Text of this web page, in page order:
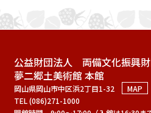
公益財団法人 両備文化振興
夢二郷土美術館 本館
岡山県岡山市中区浜2丁目1-32
MAP
TEL (086)271-1000